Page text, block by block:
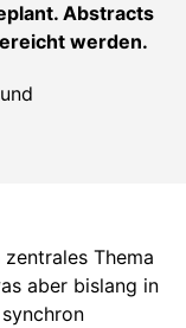
Abstracts
werden.
Thema
aber bislang in